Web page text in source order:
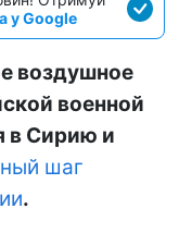
у Google
воздушное
военной
в Сирию и
шаг
.